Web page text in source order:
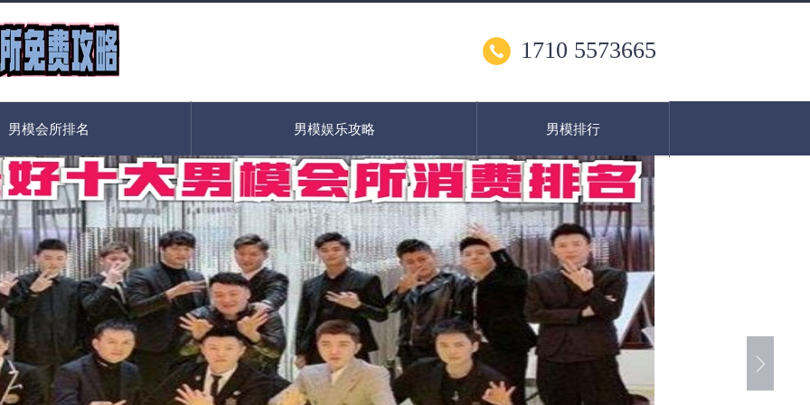
1710 5573665
男模会所排名 男模娱乐攻略 男模排行